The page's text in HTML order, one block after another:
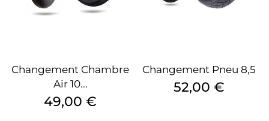
Changement Chambre
Air 10...
Prix
49,00 €
Changement Pneu 8,5
Prix
52,00 €